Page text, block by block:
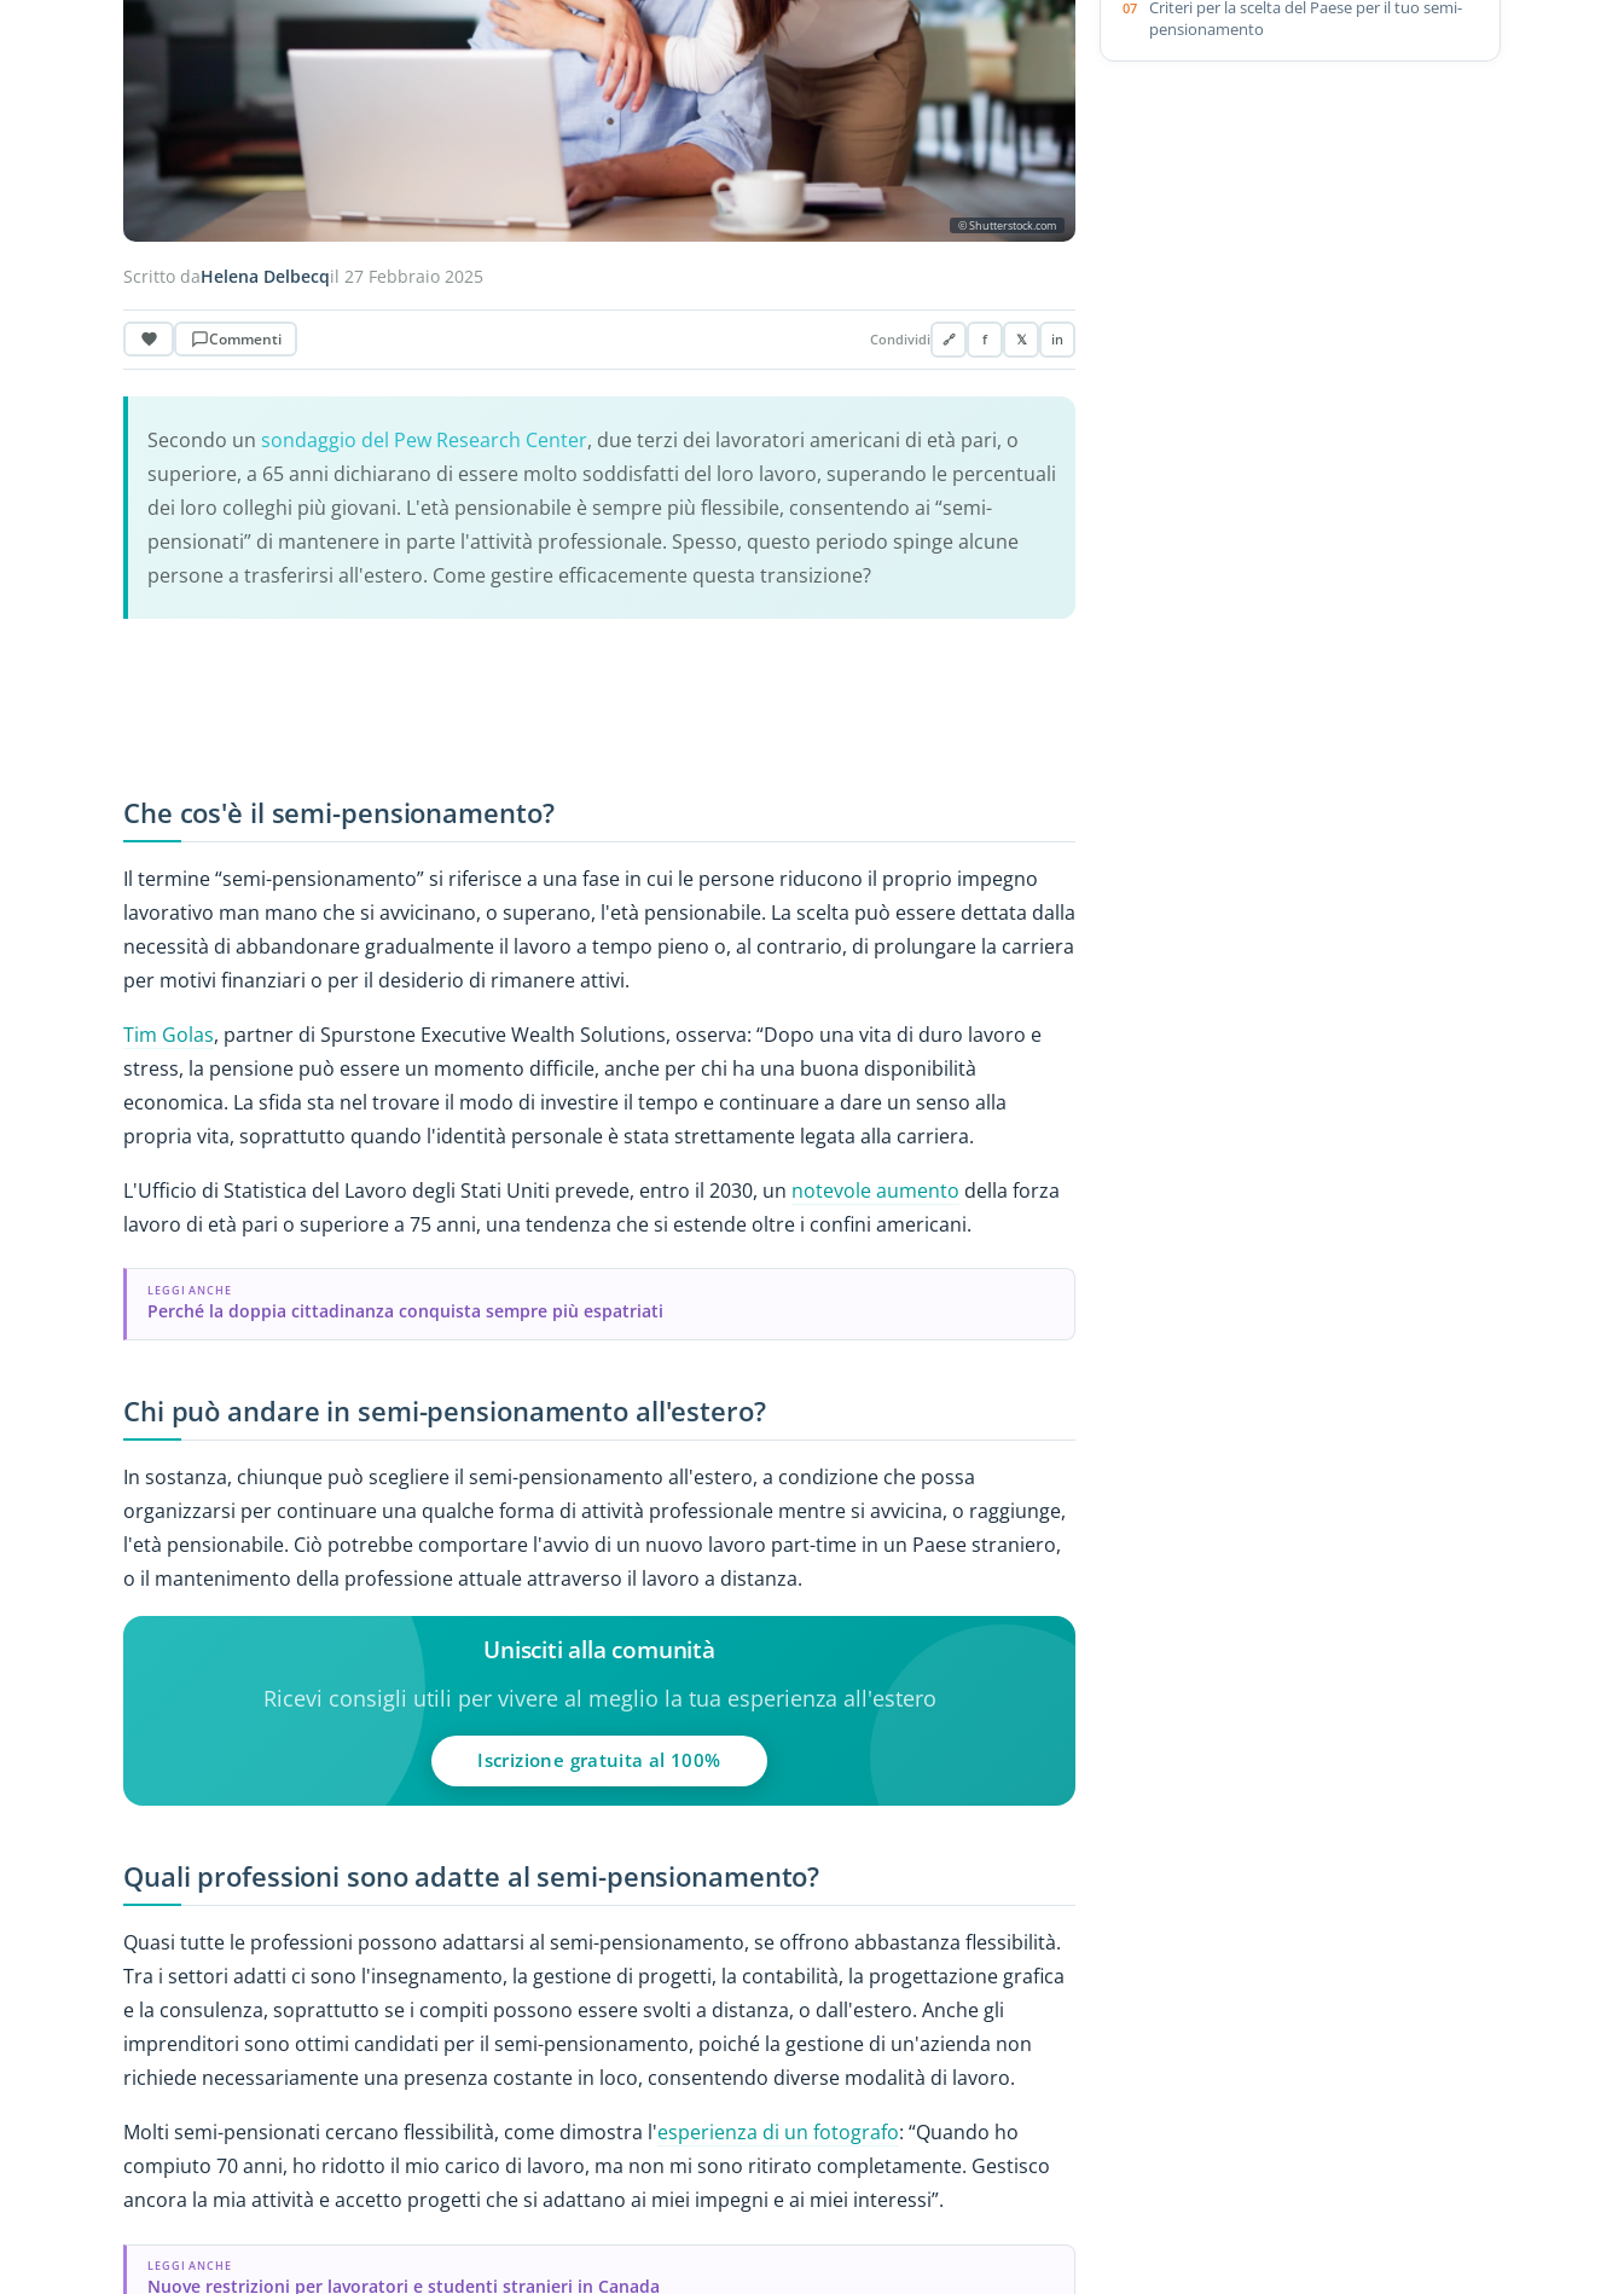
© Shutterstock.com
Scritto daHelena Delbecqil 27 Febbraio 2025
Commenti Condividi 🔗 f 𝕏 in
Secondo un sondaggio del Pew Research Center, due terzi dei lavoratori americani di età pari, o
superiore, a 65 anni dichiarano di essere molto soddisfatti del loro lavoro, superando le percentuali
dei loro colleghi più giovani. L'età pensionabile è sempre più flessibile, consentendo ai “semi-
pensionati” di mantenere in parte l'attività professionale. Spesso, questo periodo spinge alcune
persone a trasferirsi all'estero. Come gestire efficacemente questa transizione?
Che cos'è il semi-pensionamento?
Il termine “semi-pensionamento” si riferisce a una fase in cui le persone riducono il proprio impegno
lavorativo man mano che si avvicinano, o superano, l'età pensionabile. La scelta può essere dettata dalla
necessità di abbandonare gradualmente il lavoro a tempo pieno o, al contrario, di prolungare la carriera
per motivi finanziari o per il desiderio di rimanere attivi.
Tim Golas, partner di Spurstone Executive Wealth Solutions, osserva: “Dopo una vita di duro lavoro e
stress, la pensione può essere un momento difficile, anche per chi ha una buona disponibilità
economica. La sfida sta nel trovare il modo di investire il tempo e continuare a dare un senso alla
propria vita, soprattutto quando l'identità personale è stata strettamente legata alla carriera.
L'Ufficio di Statistica del Lavoro degli Stati Uniti prevede, entro il 2030, un notevole aumento della forza
lavoro di età pari o superiore a 75 anni, una tendenza che si estende oltre i confini americani.
LEGGI ANCHE
Perché la doppia cittadinanza conquista sempre più espatriati
Chi può andare in semi-pensionamento all'estero?
In sostanza, chiunque può scegliere il semi-pensionamento all'estero, a condizione che possa
organizzarsi per continuare una qualche forma di attività professionale mentre si avvicina, o raggiunge,
l'età pensionabile. Ciò potrebbe comportare l'avvio di un nuovo lavoro part-time in un Paese straniero,
o il mantenimento della professione attuale attraverso il lavoro a distanza.
Unisciti alla comunità
Ricevi consigli utili per vivere al meglio la tua esperienza all'estero
Iscrizione gratuita al 100%
Quali professioni sono adatte al semi-pensionamento?
Quasi tutte le professioni possono adattarsi al semi-pensionamento, se offrono abbastanza flessibilità.
Tra i settori adatti ci sono l'insegnamento, la gestione di progetti, la contabilità, la progettazione grafica
e la consulenza, soprattutto se i compiti possono essere svolti a distanza, o dall'estero. Anche gli
imprenditori sono ottimi candidati per il semi-pensionamento, poiché la gestione di un'azienda non
richiede necessariamente una presenza costante in loco, consentendo diverse modalità di lavoro.
Molti semi-pensionati cercano flessibilità, come dimostra l'esperienza di un fotografo: “Quando ho
compiuto 70 anni, ho ridotto il mio carico di lavoro, ma non mi sono ritirato completamente. Gestisco
ancora la mia attività e accetto progetti che si adattano ai miei impegni e ai miei interessi”.
LEGGI ANCHE
Nuove restrizioni per lavoratori e studenti stranieri in Canada
Criteri per la scelta del Paese per il tuo semi-
pensionamento